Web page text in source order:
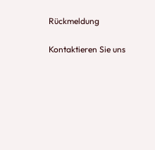
Rückmeldung
Kontaktieren Sie uns